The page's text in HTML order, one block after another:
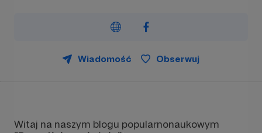
Wiadomość Obserwuj
Witaj na naszym blogu popularnonaukowym